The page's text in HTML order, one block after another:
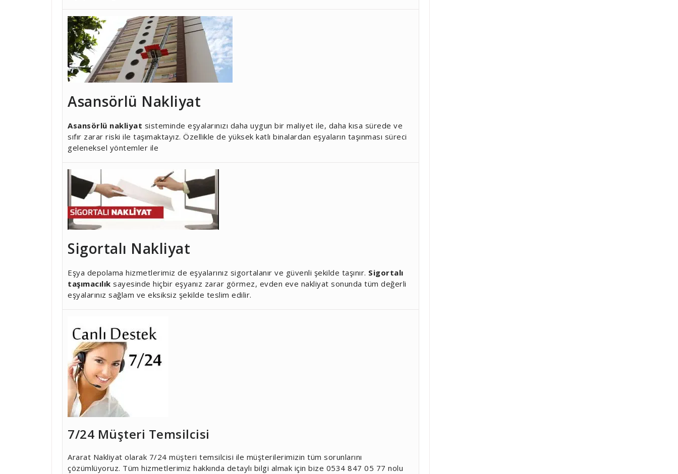
Asansörlü Nakliyat
Asansörlü nakliyat sisteminde eşyalarınızı daha uygun bir maliyet ile, daha kısa sürede ve
sıfır zarar riski ile taşımaktayız. Özellikle de yüksek katlı binalardan eşyaların taşınması süreci
geleneksel yöntemler ile
Sigortalı Nakliyat
Eşya depolama hizmetlerimiz de eşyalarınız sigortalanır ve güvenli şekilde taşınır. Sigortalı
taşımacılık sayesinde hiçbir eşyanız zarar görmez, evden eve nakliyat sonunda tüm değerli
eşyalarınız sağlam ve eksiksiz şekilde teslim edilir.
7/24 Müşteri Temsilcisi
Ararat Nakliyat olarak 7/24 müşteri temsilcisi ile müşterilerimizin tüm sorunlarını
çözümlüyoruz. Tüm hizmetlerimiz hakkında detaylı bilgi almak için bize 0534 847 05 77 nolu